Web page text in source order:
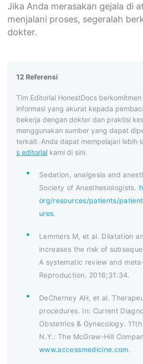
Jika Anda merasakan gejala di
menjalani proses, segeralah
dokter.
12 Referensi
Tim Editorial HonestDocs
informasi yang akurat kepada
bekerja dengan dokter dan praktisi
menggunakan sumber yang dapat
terkait. Anda dapat mempelajari lebih
s editorial kami di sini.
Sedation, analgesia and
Society of Anesthesiologists.
org/resources/patients/
ures.
Lemmers M, et al. Dilatation
increases the risk of
A systematic review and
Reproduction. 2016;31:34.
DeCherney AH, et al.
procedures. In: Current
Obstetrics & Gynecology.
N.Y.: The McGraw-Hill
www.accessmedicine.com.